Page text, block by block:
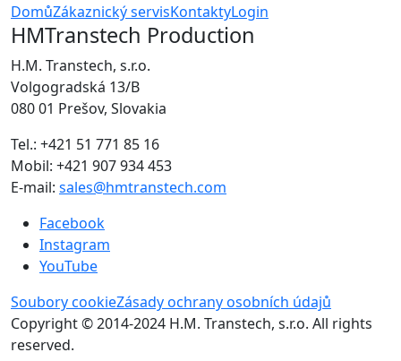
DomůZákaznický servisKontaktyLogin
HMTranstech Production
H.M. Transtech, s.r.o.
Volgogradská 13/B
080 01 Prešov, Slovakia
Tel.: +421 51 771 85 16
Mobil: +421 907 934 453
E-mail: sales@hmtranstech.com
Facebook
Instagram
YouTube
Soubory cookieZásady ochrany osobních údajů
Copyright © 2014-2024 H.M. Transtech, s.r.o. All rights
reserved.